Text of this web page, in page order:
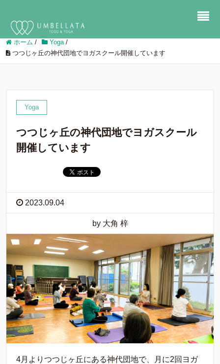
ホーム / Yoga/
つつじヶ丘の神代団地でヨガスクール開催しています
Yoga
つつじヶ丘の神代団地でヨガスクール
開催しています
2023.09.04
by 大角 梓
4月よりつつじヶ丘にある神代団地で、月に2回ヨガ